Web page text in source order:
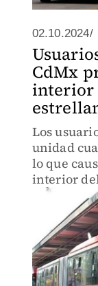
02.10.2024/
CdMx
interior
Los
unidad
lo que
interior